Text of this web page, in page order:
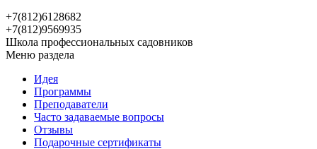
+7(812)6128682
+7(812)9569935
Школа профессиональных садовников
Меню раздела
Идея
Программы
Преподаватели
Часто задаваемые вопросы
Отзывы
Подарочные сертификаты